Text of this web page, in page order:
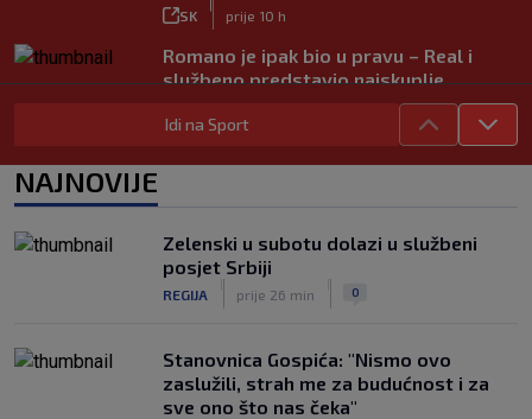
SK prije 10 h
Romano je ipak bio u pravu – Real i
službeno predstavio najskuplje
SK
|
prije 4 h
UEFA poslala oštru poruku Infantinu:
SK prije 3 h
FOTO / Federer ljetuje u Hrvatskoj:
‘Večera dostojna prvaka’
Idi na Sport
NAJNOVIJE
Zelenski u subotu dolazi u službeni
posjet Srbiji
REGIJA prije 26 min 0
Stanovnica Gospića: "Nismo ovo
zaslužili, strah me za budućnost i za
sve ono što nas čeka"